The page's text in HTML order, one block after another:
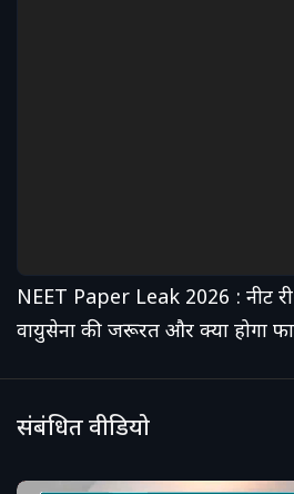
NEET Paper Leak 2026 : नीट
वायुसेना की जरूरत और क्या होगा
संबंधित वीडियो